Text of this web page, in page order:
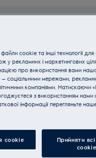
cookie та інші технології для
у рекламних і маркетингових
про використання вами
соціальними мережами,
компаніями. Натискаючи
з використанням нами
інформації перегляньте
cookie
Прийняти
сookie